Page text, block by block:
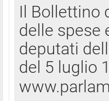
Il Bollettino
delle spese
deputati
del 5 luglio